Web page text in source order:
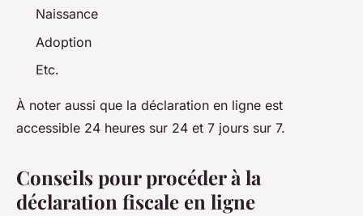
Naissance
Adoption
Etc.
À noter aussi que la déclaration en ligne est
accessible 24 heures sur 24 et 7 jours sur 7.
Conseils pour procéder à la
déclaration fiscale en ligne